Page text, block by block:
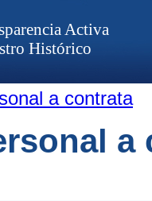
Activa
Histórico
a contrata
a